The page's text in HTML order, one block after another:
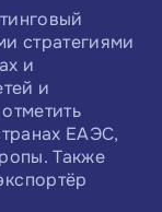
стратегиями
и
и
ЕАЭС,
Также